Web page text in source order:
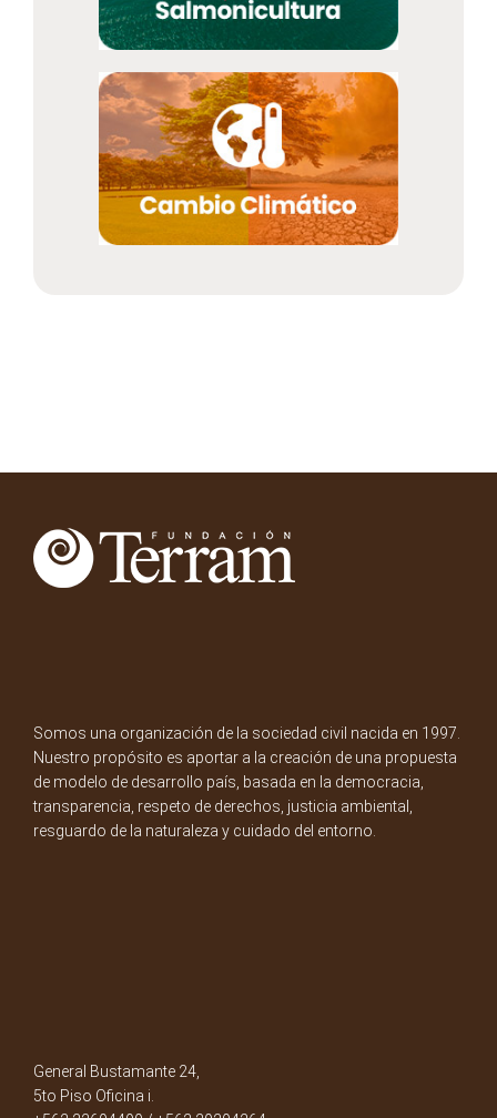
Somos una organización de la sociedad civil nacida en 1997.
Nuestro propósito es aportar a la creación de una propuesta
de modelo de desarrollo país, basada en la democracia,
transparencia, respeto de derechos, justicia ambiental,
resguardo de la naturaleza y cuidado del entorno.
General Bustamante 24,
5to Piso Oficina i.